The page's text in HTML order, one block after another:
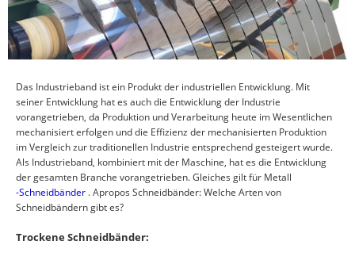
Das Industrieband ist ein Produkt der industriellen Entwicklung. Mit
seiner Entwicklung hat es auch die Entwicklung der Industrie
vorangetrieben, da Produktion und Verarbeitung heute im Wesentlichen
mechanisiert erfolgen und die Effizienz der mechanisierten Produktion
im Vergleich zur traditionellen Industrie entsprechend gesteigert wurde.
Als Industrieband, kombiniert mit der Maschine, hat es die Entwicklung
der gesamten Branche vorangetrieben. Gleiches gilt für Metall
-Schneidbänder . Apropos Schneidbänder: Welche Arten von
Schneidbändern gibt es?
Trockene Schneidbänder: